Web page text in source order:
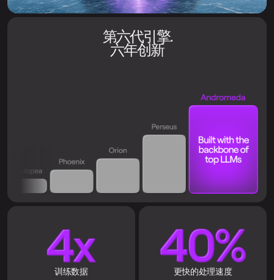
第六代引擎.
六年创新
训练数据 更快的处理速度